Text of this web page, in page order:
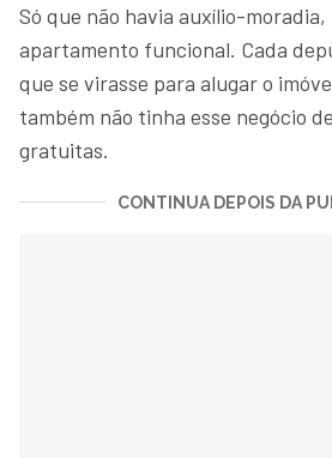
Só que não havia auxílio-
apartamento funcional. Cada
que se virasse para alugar o
também não tinha esse negócio
gratuitas.
CONTINUA DEPOIS DA